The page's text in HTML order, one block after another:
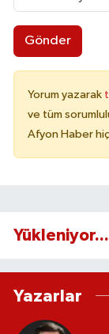
Gönder
Yorum yazarak
ve tüm
Afyon Haber
Yükleniyor...
Yazarlar